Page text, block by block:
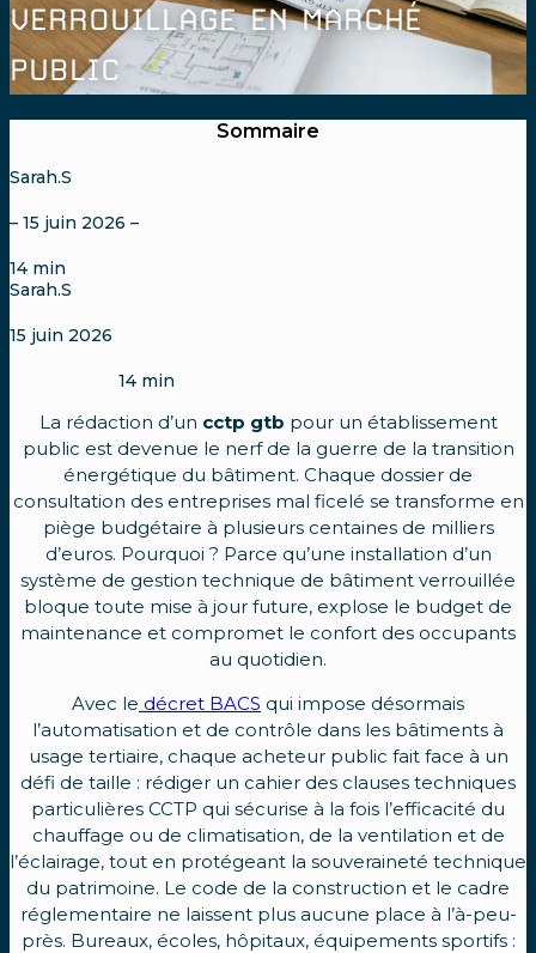
VERROUILLAGE EN MARCHÉ
PUBLIC
Sommaire
Sarah.S
– 15 juin 2026 –
14 min
Sarah.S
15 juin 2026
14 min
La rédaction d’un cctp gtb pour un établissement
public est devenue le nerf de la guerre de la transition
énergétique du bâtiment. Chaque dossier de
consultation des entreprises mal ficelé se transforme en
piège budgétaire à plusieurs centaines de milliers
d’euros. Pourquoi ? Parce qu’une installation d’un
système de gestion technique de bâtiment verrouillée
bloque toute mise à jour future, explose le budget de
maintenance et compromet le confort des occupants
au quotidien.
Avec le décret BACS qui impose désormais
l’automatisation et de contrôle dans les bâtiments à
usage tertiaire, chaque acheteur public fait face à un
défi de taille : rédiger un cahier des clauses techniques
particulières CCTP qui sécurise à la fois l’efficacité du
chauffage ou de climatisation, de la ventilation et de
l’éclairage, tout en protégeant la souveraineté technique
du patrimoine. Le code de la construction et le cadre
réglementaire ne laissent plus aucune place à l’à-peu-
près. Bureaux, écoles, hôpitaux, équipements sportifs :